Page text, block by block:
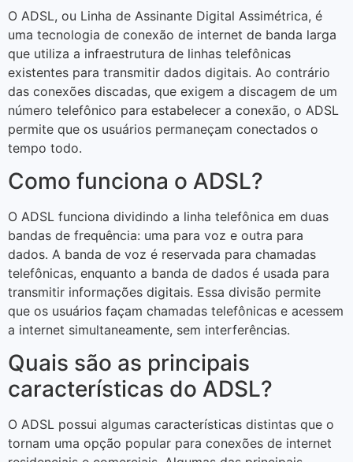
O ADSL, ou Linha de Assinante Digital Assimétrica, é
uma tecnologia de conexão de internet de banda larga
que utiliza a infraestrutura de linhas telefônicas
existentes para transmitir dados digitais. Ao contrário
das conexões discadas, que exigem a discagem de um
número telefônico para estabelecer a conexão, o ADSL
permite que os usuários permaneçam conectados o
tempo todo.
Como funciona o ADSL?
O ADSL funciona dividindo a linha telefônica em duas
bandas de frequência: uma para voz e outra para
dados. A banda de voz é reservada para chamadas
telefônicas, enquanto a banda de dados é usada para
transmitir informações digitais. Essa divisão permite
que os usuários façam chamadas telefônicas e acessem
a internet simultaneamente, sem interferências.
Quais são as principais
características do ADSL?
O ADSL possui algumas características distintas que o
tornam uma opção popular para conexões de internet